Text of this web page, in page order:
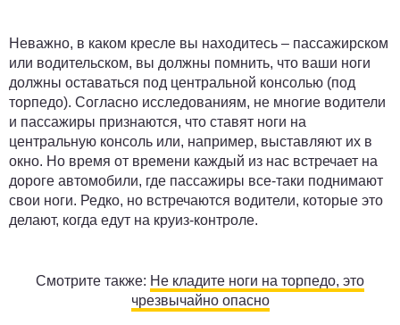
Неважно, в каком кресле вы находитесь – пассажирском
или водительском, вы должны помнить, что ваши ноги
должны оставаться под центральной консолью (под
торпедо). Согласно исследованиям, не многие водители
и пассажиры признаются, что ставят ноги на
центральную консоль или, например, выставляют их в
окно. Но время от времени каждый из нас встречает на
дороге автомобили, где пассажиры все-таки поднимают
свои ноги. Редко, но встречаются водители, которые это
делают, когда едут на круиз-контроле.
Смотрите также: Не кладите ноги на торпедо, это
чрезвычайно опасно